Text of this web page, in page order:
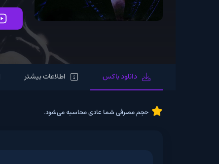
تماشای آنلاین
دانلود باکس اطلاعات بیشتر لیست
حجم مصرفی شما عادی محاسبه می‌شود.